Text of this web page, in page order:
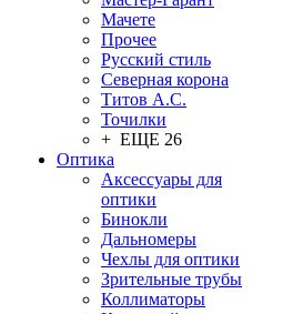
Мачете
Прочее
Русский стиль
Северная корона
Титов А.С.
Точилки
+ ЕЩЕ 26
Оптика
Аксессуары для
оптики
Бинокли
Дальномеры
Чехлы для оптики
Зрительные трубы
Коллиматоры